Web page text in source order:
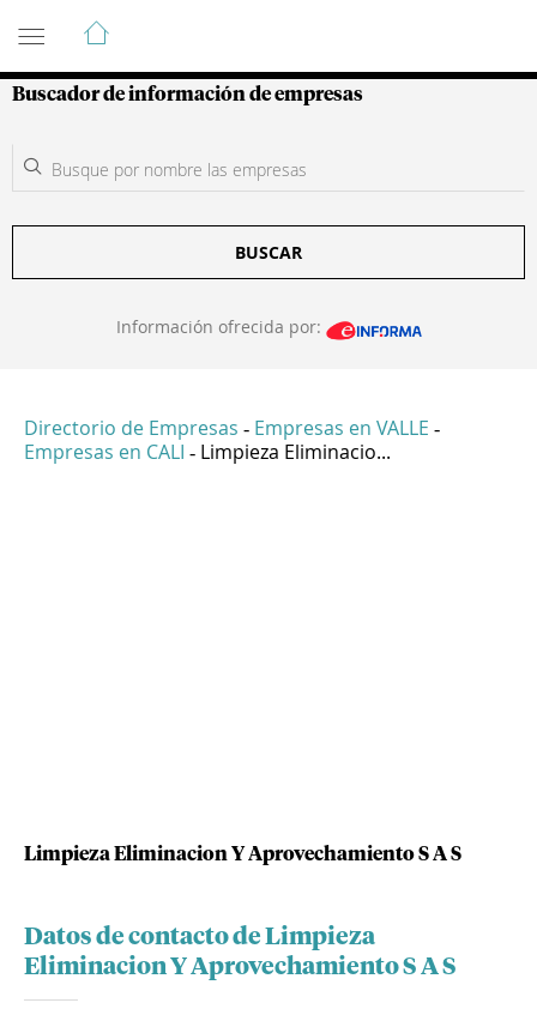
Guía de Empresas Colombianas
Buscador de información de empresas
BUSCAR
Información ofrecida por:
Directorio de Empresas - Empresas en VALLE -
Empresas en CALI - Limpieza Eliminacio...
Limpieza Eliminacion Y Aprovechamiento S A S
Datos de contacto de Limpieza
Eliminacion Y Aprovechamiento S A S